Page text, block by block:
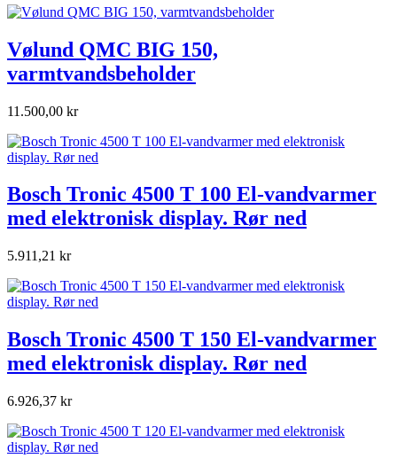
Vølund QMC BIG 150,
varmtvandsbeholder
11.500,00 kr
Bosch Tronic 4500 T 100 El-vandvarmer
med elektronisk display. Rør ned
5.911,21 kr
Bosch Tronic 4500 T 150 El-vandvarmer
med elektronisk display. Rør ned
6.926,37 kr